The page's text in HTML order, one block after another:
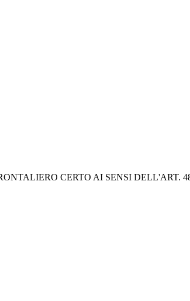
CERTO AI SENSI DELL'ART.